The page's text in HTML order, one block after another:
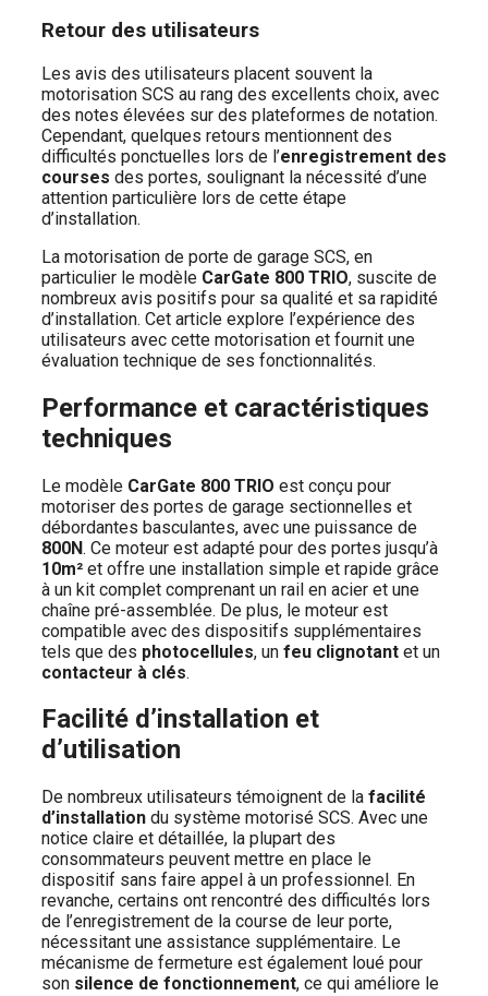
Retour des utilisateurs
Les avis des utilisateurs placent souvent la
motorisation SCS au rang des excellents choix, avec
des notes élevées sur des plateformes de notation.
Cependant, quelques retours mentionnent des
difficultés ponctuelles lors de l’enregistrement des
courses des portes, soulignant la nécessité d’une
attention particulière lors de cette étape
d’installation.
La motorisation de porte de garage SCS, en
particulier le modèle CarGate 800 TRIO, suscite de
nombreux avis positifs pour sa qualité et sa rapidité
d’installation. Cet article explore l’expérience des
utilisateurs avec cette motorisation et fournit une
évaluation technique de ses fonctionnalités.
Performance et caractéristiques
techniques
Le modèle CarGate 800 TRIO est conçu pour
motoriser des portes de garage sectionnelles et
débordantes basculantes, avec une puissance de
800N. Ce moteur est adapté pour des portes jusqu’à
10m² et offre une installation simple et rapide grâce
à un kit complet comprenant un rail en acier et une
chaîne pré-assemblée. De plus, le moteur est
compatible avec des dispositifs supplémentaires
tels que des photocellules, un feu clignotant et un
contacteur à clés.
Facilité d’installation et
d’utilisation
De nombreux utilisateurs témoignent de la facilité
d’installation du système motorisé SCS. Avec une
notice claire et détaillée, la plupart des
consommateurs peuvent mettre en place le
dispositif sans faire appel à un professionnel. En
revanche, certains ont rencontré des difficultés lors
de l’enregistrement de la course de leur porte,
nécessitant une assistance supplémentaire. Le
mécanisme de fermeture est également loué pour
son silence de fonctionnement, ce qui améliore le